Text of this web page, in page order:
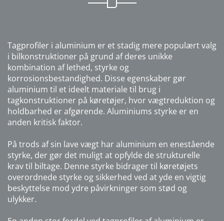
Tagprofiler i aluminium er et stadig mere populært valg
i bilkonstruktioner på grund af deres unikke
kombination af lethed, styrke og
korrosionsbestandighed. Disse egenskaber gør
aluminium til et ideelt materiale til brug i
tagkonstruktioner på køretøjer, hvor vægtreduktion og
holdbarhed er afgørende. Aluminiums styrke er en
anden kritisk faktor.
På trods af sin lave vægt har aluminium en enestående
styrke, der gør det muligt at opfylde de strukturelle
krav til biltage. Denne styrke bidrager til køretøjets
overordnede styrke og sikkerhed ved at yde en vigtig
beskyttelse mod ydre påvirkninger som stød og
ulykker.